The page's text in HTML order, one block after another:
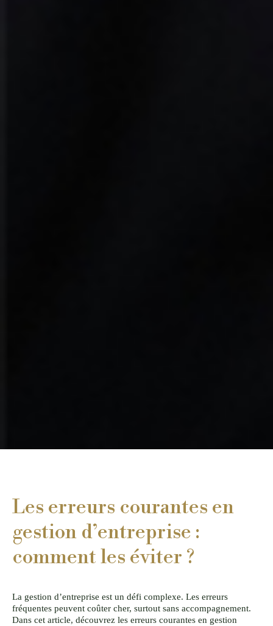
Les erreurs courantes en
gestion d’entreprise :
comment les éviter ?
La gestion d’entreprise est un défi complexe. Les erreurs
fréquentes peuvent coûter cher, surtout sans accompagnement.
Dans cet article, découvrez les erreurs courantes en gestion